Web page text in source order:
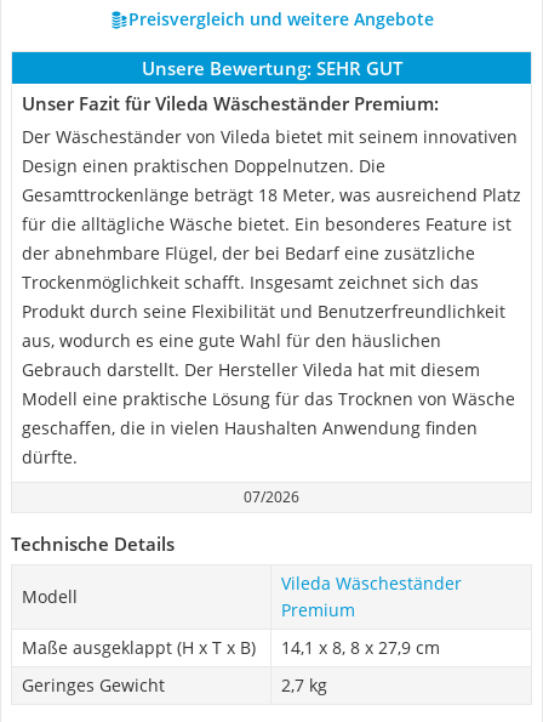
Preisvergleich und weitere Angebote
Unsere Bewertung: SEHR GUT
Unser Fazit für Vileda Wäscheständer Premium:
Der Wäscheständer von Vileda bietet mit seinem innovativen
Design einen praktischen Doppelnutzen. Die
Gesamttrockenlänge beträgt 18 Meter, was ausreichend Platz
für die alltägliche Wäsche bietet. Ein besonderes Feature ist
der abnehmbare Flügel, der bei Bedarf eine zusätzliche
Trockenmöglichkeit schafft. Insgesamt zeichnet sich das
Produkt durch seine Flexibilität und Benutzerfreundlichkeit
aus, wodurch es eine gute Wahl für den häuslichen
Gebrauch darstellt. Der Hersteller Vileda hat mit diesem
Modell eine praktische Lösung für das Trocknen von Wäsche
geschaffen, die in vielen Haushalten Anwendung finden
dürfte.
07/2026
Technische Details
Modell
Vileda Wäscheständer
Premium
Maße ausgeklappt (H x T x B)
14,1 x 8, 8 x 27,9 cm
Geringes Gewicht
2,7 kg